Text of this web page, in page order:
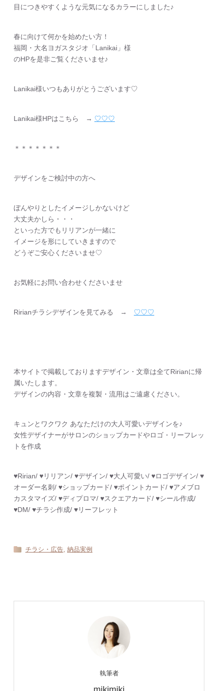
目につきやすくような元気になるカラーにしました♪
春に向けて何かを始めたい方！
福岡・大名ヨガスタジオ「Lanikai」様
のHPを是非ご覧くださいませ♪
Lanikai様いつもありがとうございます♡
Lanikai様HPはこちら → ♡♡♡
＊＊＊＊＊＊＊
デザインをご検討中の方へ
ぼんやりとしたイメージしかないけど
大丈夫かしら・・・
といった方でもリリアンが一緒に
イメージを形にしていきますので
どうぞご安心くださいませ♡
お気軽にお問い合わせくださいませ
Ririanチラシデザインを見てみる → ♡♡♡
本サイトで掲載しておりますデザイン・文章は全てRirianに帰
属いたします。
デザインの内容・文章を複製・流用はご遠慮ください。
キュンとワクワク あなただけの大人可愛いデザインを♪
女性デザイナーがサロンのショップカードやロゴ・リーフレッ
トを作成
♥︎Ririan/ ♥︎リリアン/ ♥︎デザイン/ ♥︎大人可愛い/ ♥︎ロゴデザイン/ ♥︎
オーダー名刺/ ♥︎ショップカード/ ♥︎ポイントカード/ ♥︎アメブロ
カスタマイズ/ ♥︎ディプロマ/ ♥︎スクエアカード/ ♥︎シール作成/
♥︎DM/ ♥︎チラシ作成/ ♥︎リーフレット
チラシ・広告 納品実例
執筆者